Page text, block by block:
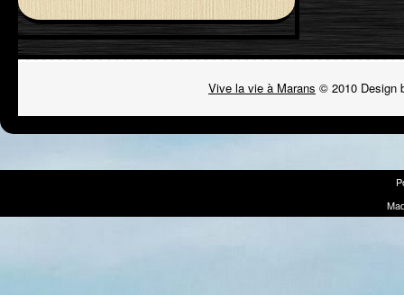
Vive la vie à Marans © 2010 Design